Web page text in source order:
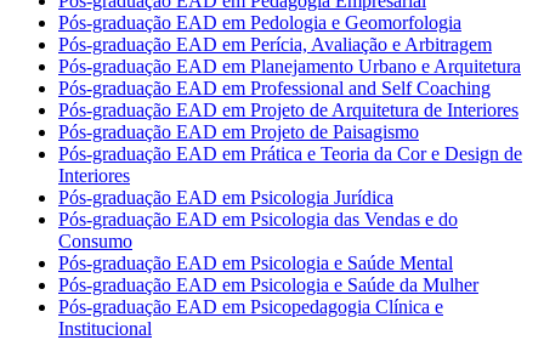
Pós-graduação EAD em Pedologia e Geomorfologia
Pós-graduação EAD em Perícia, Avaliação e Arbitragem
Pós-graduação EAD em Planejamento Urbano e Arquitetura
Pós-graduação EAD em Professional and Self Coaching
Pós-graduação EAD em Projeto de Arquitetura de Interiores
Pós-graduação EAD em Projeto de Paisagismo
Pós-graduação EAD em Prática e Teoria da Cor e Design de
Interiores
Pós-graduação EAD em Psicologia Jurídica
Pós-graduação EAD em Psicologia das Vendas e do
Consumo
Pós-graduação EAD em Psicologia e Saúde Mental
Pós-graduação EAD em Psicologia e Saúde da Mulher
Pós-graduação EAD em Psicopedagogia Clínica e
Institucional